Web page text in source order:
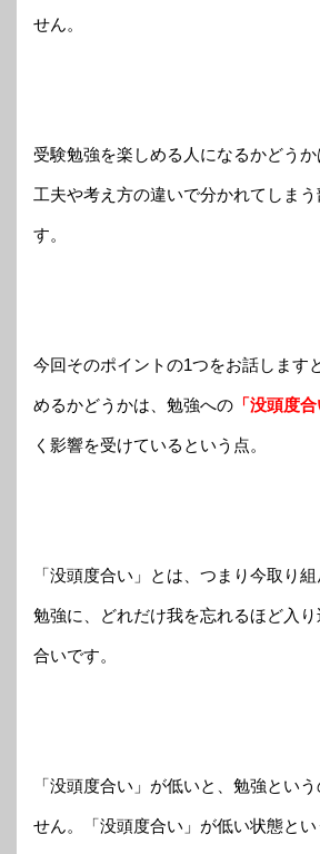
せん。
受験勉強を楽しめる人になるかどう
工夫や考え方の違いで分かれてしま
す。
今回そのポイントの1つをお話します
めるかどうかは、勉強への 「没頭度合
く影響を受けているという点。
「没頭度合い」とは、つまり今取り
勉強に、どれだけ我を忘れるほど入
合いです。
「没頭度合い」が低いと、勉強とい
せん。「没頭度合い」が低い状態と